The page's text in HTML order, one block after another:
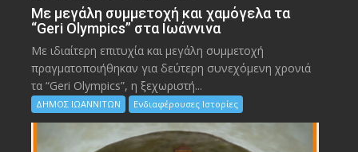
Με μεγάλη συμμετοχή και χαμόγελα τα
“Geri Olympics” στα Ιωάννινα
Με ιδιαίτερη επιτυχία και μεγάλη συμμετοχή
πραγματοποιήθηκαν για δεύτερη συνεχόμενη χρονιά
τα “Geri Olympics”, η ξεχωριστή...
ΔΗΜΟΣ ΙΩΑΝΝΙΤΩΝ Ενδιαφέρουσες Ιστορίες